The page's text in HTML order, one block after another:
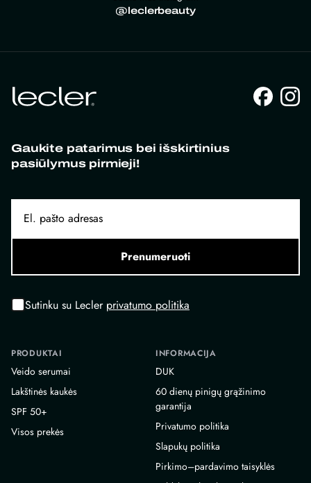
@leclerbeauty
Gaukite patarimus bei išskirtinius
pasiūlymus pirmieji!
Prenumeruoti
Sutinku su Lecler privatumo politika
PRODUKTAI
Veido serumai
Lakštinės kaukės
SPF 50+
Visos prekės
INFORMACIJA
DUK
60 dienų pinigų grąžinimo
garantija
Privatumo politika
Slapukų politika
Pirkimo–pardavimo taisyklės